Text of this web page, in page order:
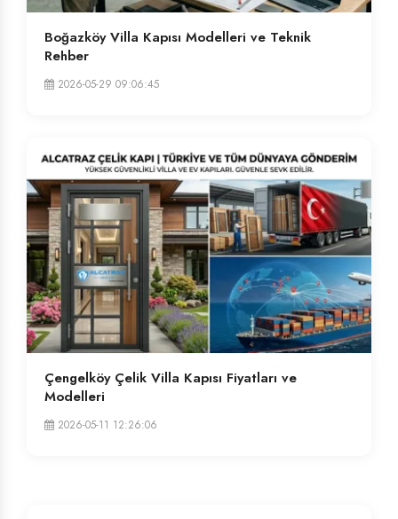
Boğazköy Villa Kapısı Modelleri ve Teknik
Rehber
2026-05-29 09:06:45
Çengelköy Çelik Villa Kapısı Fiyatları ve
Modelleri
2026-05-11 12:26:06